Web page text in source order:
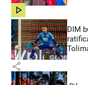
share
DIM
share